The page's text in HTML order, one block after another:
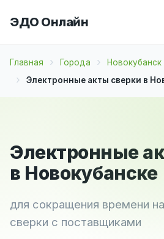
ЭДО Онлайн
Главная Города
Новокубанск
Электронные акты сверки в
Электронные
в Новокубанске
для сокращения времени
сверки с поставщиками